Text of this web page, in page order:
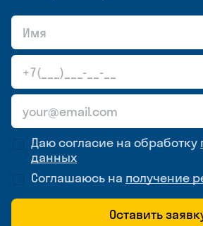
Даю согласие на обработку
данных
Соглашаюсь на получение
Оставить